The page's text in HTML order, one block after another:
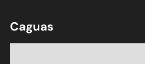
Caguas